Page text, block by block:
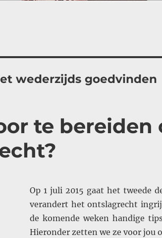
wederzijds goedvinden
te
Op 1 juli 2015 gaat het tweede
verandert het ontslagrecht
de komende weken handige
Hieronder zetten we ze voor jou